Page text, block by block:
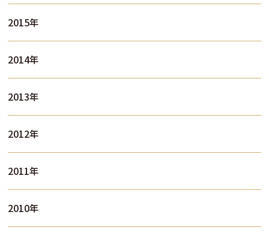
2015年
2014年
2013年
2012年
2011年
2010年